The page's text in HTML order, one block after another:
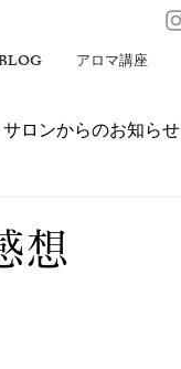
アロマ講座
サロンからのお知らせ
想